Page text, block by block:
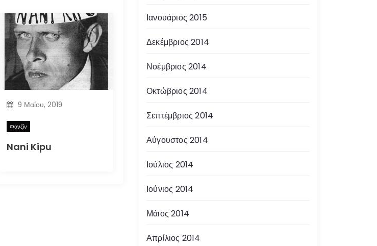
9 Μαΐου, 2019
Φανζίν
Nani Kipu
Ιανουάριος 2015
Δεκέμβριος 2014
Νοέμβριος 2014
Οκτώβριος 2014
Σεπτέμβριος 2014
Αύγουστος 2014
Ιούλιος 2014
Ιούνιος 2014
Μάιος 2014
Απρίλιος 2014